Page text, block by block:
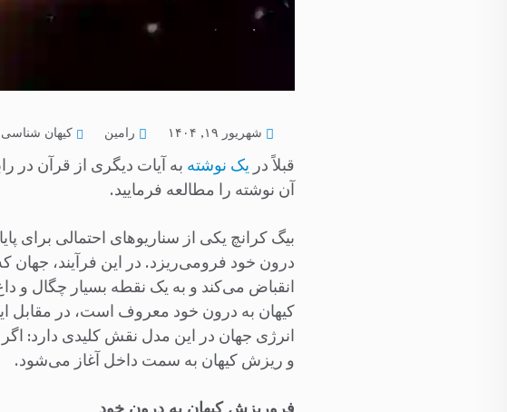
شهریور ۱۹, ۱۴۰۴ رامین کیهان
قبلاً در یک نوشته به آیات دیگری از قرآن در
آن نوشته را مطالعه فرمایید.
بیگ کرانچ یکی از سناریوهای احتمالی
درون خود فرومی‌ریزد. در این فرآیند،
انقباض می‌کند و به یک نقطه بسیار چگال و
کیهان به درون خود معروف است، در مقابل
انرژی جهان در این مدل نقش کلیدی دارد:
و ریزش کیهان به سمت داخل آغاز می‌شود.